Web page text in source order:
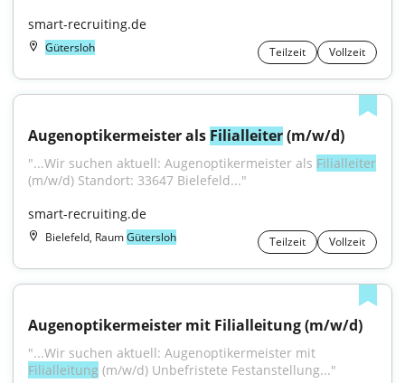
smart-recruiting.de
Gütersloh Teilzeit Vollzeit
Augenoptikermeister als Filialleiter (m/w/d)
"...Wir suchen aktuell: Augenoptikermeister als Filialleiter
(m/w/d) Standort: 33647 Bielefeld..."
smart-recruiting.de
Bielefeld, RaumGütersloh Teilzeit Vollzeit
Augenoptikermeister mit Filialleitung (m/w/d)
Filialleitung (m/w/d) Unbefristete Festanstellung..."